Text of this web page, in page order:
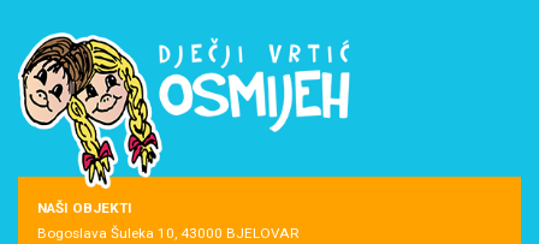
NAŠI OBJEKTI
Bogoslava Šuleka 10, 43000 BJELOVAR